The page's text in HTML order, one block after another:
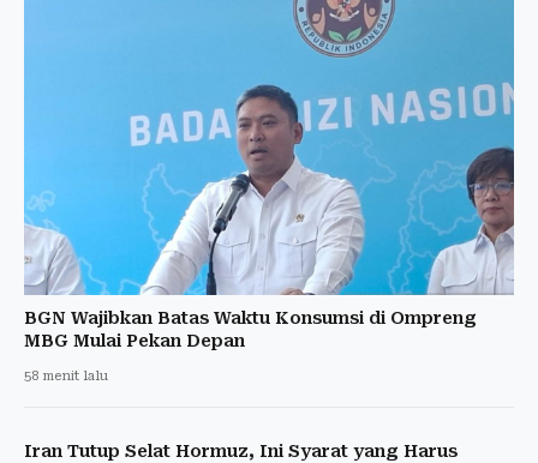
BGN Wajibkan Batas Waktu Konsumsi di Ompreng
MBG Mulai Pekan Depan
58 menit lalu
Iran Tutup Selat Hormuz, Ini Syarat yang Harus